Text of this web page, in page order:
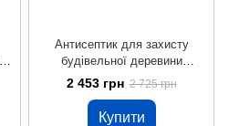
Антисептик для захисту
будівельної деревини
Bochemit QB Profi, 5 кг,
коричневий
2 453 грн 2 725 грн
Купити